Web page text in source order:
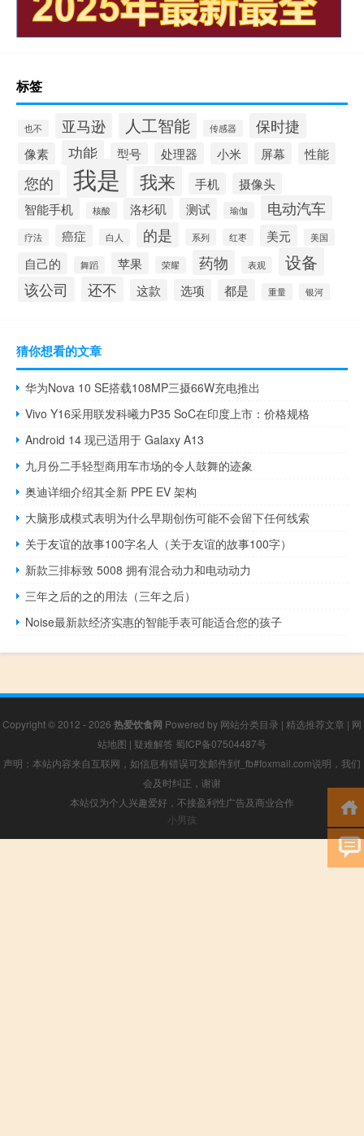
标签
也不 亚马逊 人工智能 传感器 保时捷
像素 功能 型号 处理器 小米 屏幕 性能
您的 我是 我来 手机
摄像头
智能手机
核酸 洛杉矶 测试 瑜伽 电动汽车
疗法 癌症 白人 的是 系列 红枣 美元 美国
自己的 舞蹈 苹果 荣耀 药物 表观 设备
该公司 还不 这款 选项 都是 重量 银河
猜你想看的文章
华为Nova 10 SE搭载108MP三摄66W充电推出
Vivo Y16采用联发科曦力P35 SoC在印度上市：价格规格
Android 14 现已适用于 Galaxy A13
九月份二手轻型商用车市场的令人鼓舞的迹象
奥迪详细介绍其全新 PPE EV 架构
大脑形成模式表明为什么早期创伤可能不会留下任何线索
关于友谊的故事100字名人（关于友谊的故事100字）
新款三排标致 5008 拥有混合动力和电动动力
三年之后的之的用法（三年之后）
Noise最新款经济实惠的智能手表可能适合您的孩子
Copyright © 2012 - 2026 热爱饮食网 Powered by 网站分类目录 | 精选推荐文章 | 网
站地图 | 疑难解答 蜀ICP备07504487号
声明：本站内容来自互联网，如信息有错误可发邮件到f_fb#foxmail.com说明，我们
会及时纠正，谢谢
本站仅为个人兴趣爱好，不接盈利性广告及商业合作
小男孩